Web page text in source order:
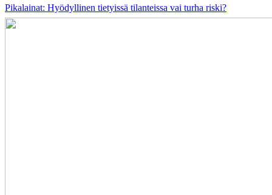
Pikalainat: Hyödyllinen tietyissä tilanteissa vai turha riski?